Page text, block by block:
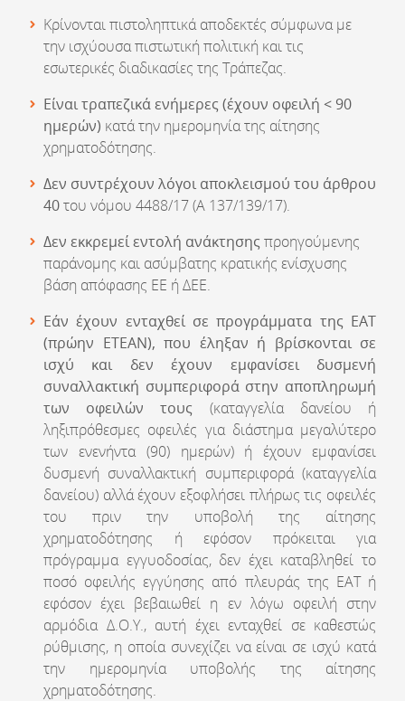
Κρίνονται πιστοληπτικά αποδεκτές σύμφωνα με
την ισχύουσα πιστωτική πολιτική και τις
εσωτερικές διαδικασίες της Τράπεζας.
Είναι τραπεζικά ενήμερες (έχουν οφειλή < 90
ημερών) κατά την ημερομηνία της αίτησης
χρηματοδότησης.
Δεν συντρέχουν λόγοι αποκλεισμού του άρθρου
40του νόμου 4488/17 (Α 137/139/17).
Δεν εκκρεμεί εντολή ανάκτησης προηγούμενης
παράνομης και ασύμβατης κρατικής ενίσχυσης
βάση απόφασης ΕΕ ή ΔΕΕ.
Εάν έχουν ενταχθεί σε προγράμματα της ΕΑΤ
(πρώην ΕΤΕΑΝ), που έληξαν ή βρίσκονται σε
ισχύ και δεν έχουν εμφανίσει δυσμενή
συναλλακτική συμπεριφορά στην αποπληρωμή
των οφειλών τους (καταγγελία δανείου ή
ληξιπρόθεσμες οφειλές για διάστημα μεγαλύτερο
των ενενήντα (90) ημερών) ή έχουν εμφανίσει
δυσμενή συναλλακτική συμπεριφορά (καταγγελία
δανείου) αλλά έχουν εξοφλήσει πλήρως τις οφειλές
του πριν την υποβολή της αίτησης
χρηματοδότησης ή εφόσον πρόκειται για
πρόγραμμα εγγυοδοσίας, δεν έχει καταβληθεί το
ποσό οφειλής εγγύησης από πλευράς της ΕΑΤ ή
εφόσον έχει βεβαιωθεί η εν λόγω οφειλή στην
αρμόδια Δ.Ο.Υ., αυτή έχει ενταχθεί σε καθεστώς
ρύθμισης, η οποία συνεχίζει να είναι σε ισχύ κατά
την ημερομηνία υποβολής της αίτησης
χρηματοδότησης.